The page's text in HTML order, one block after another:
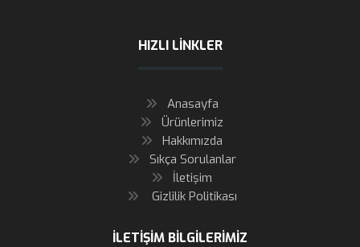
HIZLI LINKLER
Anasayfa
Ürünlerimiz
Hakkımızda
Sıkça Sorulanlar
İletişim
Gizlilik Politikası
İLETIŞIM BILGILERIMIZ